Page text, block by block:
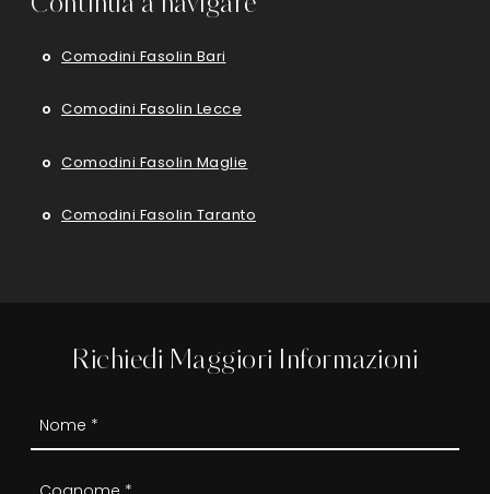
Comodini Fasolin Bari
Comodini Fasolin Lecce
Comodini Fasolin Maglie
Comodini Fasolin Taranto
Richiedi Maggiori Informazioni